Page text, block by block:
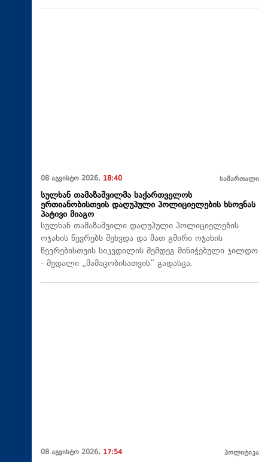
08 აგვისტო 2026, 18:40 სამართალი
სულხან თამაზაშვილმა საქართველოს
ერთიანობისთვის დაღუპული პოლიციელების ხსოვნას
პატივი მიაგო
სულხან თამაზაშვილი დაღუპული პოლიციელების
ოჯახის წევრებს შეხვდა და მათ გმირი ოჯახის
წევრებისთვის სიკვდილის შემდეგ მინიჭებული ჯილდო
- მედალი „მამაცობისათვის“ გადასცა.
08 აგვისტო 2026, 17:54 პოლიტიკა